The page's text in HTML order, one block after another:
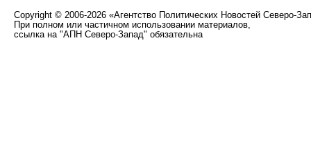
Copyright © 2006-2026 «Агентство Политических Новостей Северо-
При полном или частичном использовании материалов,
ссылка на "АПН Северо-Запад" обязательна